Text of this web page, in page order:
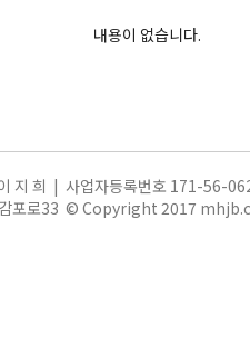
내용이 없습니다.
지 희 | 사업자등록번호 171-56-
포로33 © Copyright 2017